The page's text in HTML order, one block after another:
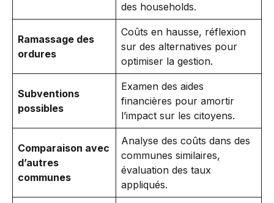
des households.
Ramassage des
ordures
Coûts en hausse, réflexion
sur des alternatives pour
optimiser la gestion.
Subventions
possibles
Examen des aides
financières pour amortir
l’impact sur les citoyens.
Comparaison avec
d’autres
communes
Analyse des coûts dans des
communes similaires,
évaluation des taux
appliqués.